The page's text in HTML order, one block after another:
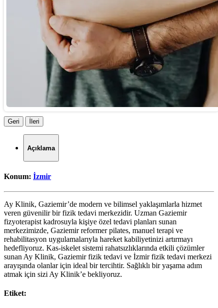
Geri İleri
Açıklama
Konum: İzmir
Ay Klinik, Gaziemir’de modern ve bilimsel yaklaşımlarla hizmet
veren güvenilir bir fizik tedavi merkezidir. Uzman Gaziemir
fizyoterapist kadrosuyla kişiye özel tedavi planları sunan
merkezimizde, Gaziemir reformer pilates, manuel terapi ve
rehabilitasyon uygulamalarıyla hareket kabiliyetinizi artırmayı
hedefliyoruz. Kas-iskelet sistemi rahatsızlıklarında etkili çözümler
sunan Ay Klinik, Gaziemir fizik tedavi ve İzmir fizik tedavi merkezi
arayışında olanlar için ideal bir tercihtir. Sağlıklı bir yaşama adım
atmak için sizi Ay Klinik’e bekliyoruz.
Etiket: